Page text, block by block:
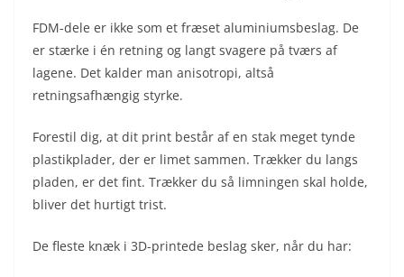
FDM-dele er ikke som et fræset aluminiumsbeslag. De
er stærke i én retning og langt svagere på tværs af
lagene. Det kalder man anisotropi, altså
retningsafhængig styrke.
Forestil dig, at dit print består af en stak meget tynde
plastikplader, der er limet sammen. Trækker du langs
pladen, er det fint. Trækker du så limningen skal holde,
bliver det hurtigt trist.
De fleste knæk i 3D-printede beslag sker, når du har: